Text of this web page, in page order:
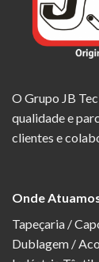
O Grupo JB
qualidade e
clientes e
Onde
Tapeçaria /
Dublagem /